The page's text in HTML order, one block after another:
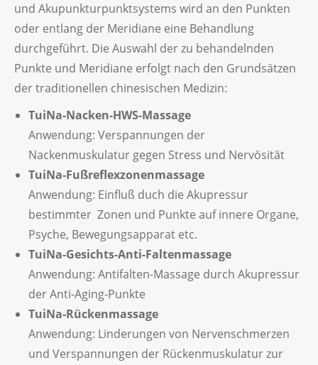
und Akupunkturpunktsystems wird an den Punkten
oder entlang der Meridiane eine Behandlung
durchgeführt. Die Auswahl der zu behandelnden
Punkte und Meridiane erfolgt nach den Grundsätzen
der traditionellen chinesischen Medizin:
TuiNa-Nacken-HWS-Massage
Anwendung: Verspannungen der
Nackenmuskulatur gegen Stress und Nervösität
TuiNa-Fußreflexzonenmassage
Anwendung: Einfluß duch die Akupressur
bestimmter Zonen und Punkte auf innere Organe,
Psyche, Bewegungsapparat etc.
TuiNa-Gesichts-Anti-Faltenmassage
Anwendung: Antifalten-Massage durch Akupressur
der Anti-Aging-Punkte
TuiNa-Rückenmassage
Anwendung: Linderungen von Nervenschmerzen
und Verspannungen der Rückenmuskulatur zur